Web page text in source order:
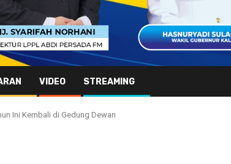
VIDEO STREAMING
Ini Kembali di Gedung Dewan